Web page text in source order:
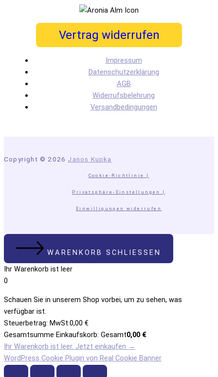
Vertrag widerrufen
Impressum
Datenschutzerklärung
AGB
Widerrufsbelehrung
Versandbedingungen
Copyright © 2026 Janos Kupka
Cookie-Richtlinie |
Privatsphäre-Einstellungen |
Einwilligungen widerrufen
WARENKORB SCHLIESSEN
Ihr Warenkorb ist leer
0
Schauen Sie in unserem Shop vorbei, um zu sehen, was
verfügbar ist.
Steuerbetrag: MwSt.0,00 €
Gesamtsumme Einkaufskorb: Gesamt0,00 €
Ihr Warenkorb ist leer. Jetzt einkaufen →
WordPress Cookie Plugin von Real Cookie Banner